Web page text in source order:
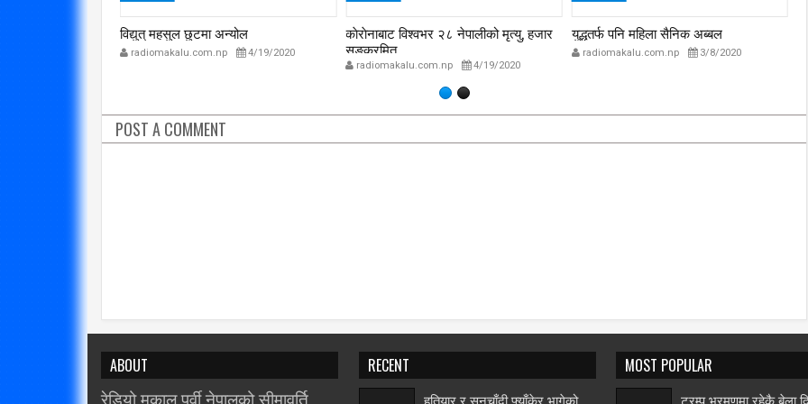
विद्युत् महसुल छुटमा अन्योल
radiomakalu.com.np 4/19/2020
काेराेनाबाट विश्वभर २८ नेपालीको मृत्यु, हजार
सङ्क्रमित
radiomakalu.com.np 4/19/2020
युद्धतर्फ पनि महिला सैनिक अब्बल
radiomakalu.com.np 3/8/2020
POST A COMMENT
ABOUT RECENT
हतियार र सुनचाँदी फ्याँकेर भागेको
MOST POPULAR
ट्रम्प भ्रमणमा रहेकै बेला